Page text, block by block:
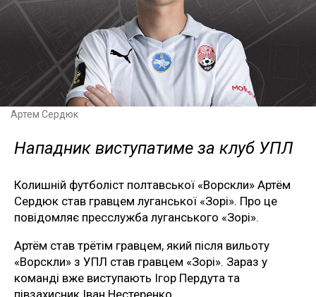
Артем Сердюк
Нападник виступатиме за клуб УПЛ
Колишній футболіст полтавської «Ворскли» Артём
Сердюк став гравцем луганської «Зорі». Про це
повідомляє пресслужба луганського «Зорі».
Артём став трётім гравцем, який після вильоту
«Ворскли» з УПЛ став гравцем «Зорі». Зараз у
команді вже виступають Ігор Пердута та